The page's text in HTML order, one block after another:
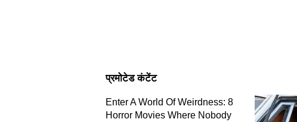
परीणीति चोपड़ा के साथ राघव चड्ढा ने
PHOTOS